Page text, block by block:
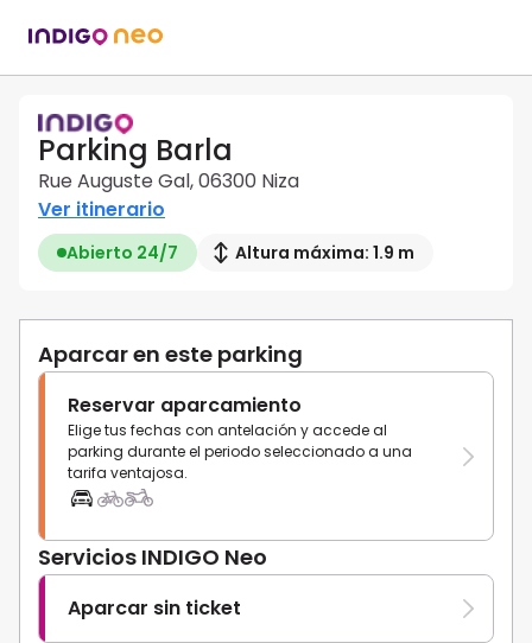
Parking Barla
Rue Auguste Gal, 06300 Niza
Ver itinerario
Abierto 24/7 Altura máxima: 1.9 m
Aparcar en este parking
Reservar aparcamiento
Elige tus fechas con antelación y accede al
parking durante el periodo seleccionado a una
tarifa ventajosa.
Servicios INDIGO Neo
Aparcar sin ticket